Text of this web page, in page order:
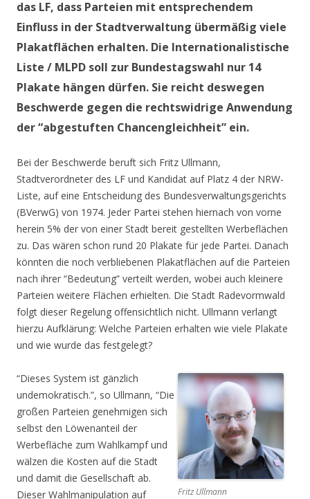
das LF, dass Parteien mit entsprechendem
Einfluss in der Stadtverwaltung übermäßig viele
Plakatflächen erhalten. Die Internationalistische
Liste / MLPD soll zur Bundestagswahl nur 14
Plakate hängen dürfen. Sie reicht deswegen
Beschwerde gegen die rechtswidrige Anwendung
der “abgestuften Chancengleichheit” ein.
Bei der Beschwerde beruft sich Fritz Ullmann,
Stadtverordneter des LF und Kandidat auf Platz 4 der NRW-
Liste, auf eine Entscheidung des Bundesverwaltungsgerichts
(BVerwG) von 1974. Jeder Partei stehen hiernach von vorne
herein 5% der von einer Stadt bereit gestellten Werbeflächen
zu. Das wären schon rund 20 Plakate für jede Partei. Danach
könnten die noch verbliebenen Plakatflächen auf die Parteien
nach ihrer “Bedeutung” verteilt werden, wobei auch kleinere
Parteien weitere Flächen erhielten. Die Stadt Radevormwald
folgt dieser Regelung offensichtlich nicht. Ullmann verlangt
hierzu Aufklärung: Welche Parteien erhalten wie viele Plakate
und wie wurde das festgelegt?
Fritz Ullmann
“Dieses System ist gänzlich
undemokratisch.”, so Ullmann, “Die
großen Parteien genehmigen sich
selbst den Löwenanteil der
Werbefläche zum Wahlkampf und
wälzen die Kosten auf die Stadt
und damit die Gesellschaft ab.
Dieser Wahlmanipulation auf